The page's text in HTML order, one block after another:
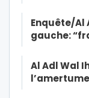
Enquête/Al
gauche:
Al Adl Wal
l’amertume